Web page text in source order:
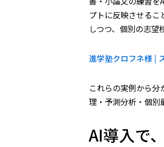
プトに反映させる
しつつ、個別の志望
進学塾クロフネ様 |
これらの実例から
理・予測分析・個別
AI導入で